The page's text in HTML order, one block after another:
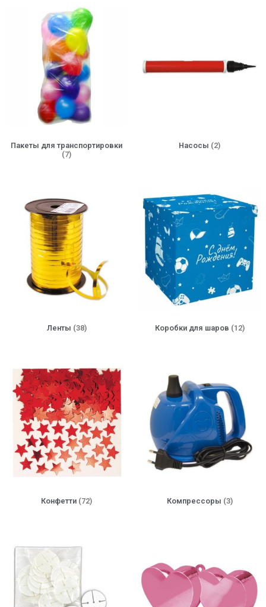
Пакеты для транспортировки
(7)
Насосы (2)
Ленты (38) Коробки для шаров (12)
Конфетти (72) Компрессоры (3)